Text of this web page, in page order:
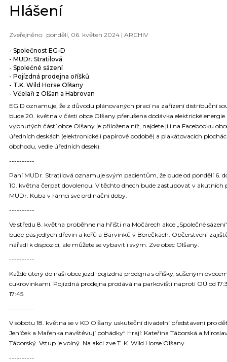
Hlášení
pondělí, 06. květen 2024 | ARCHIV
- Společnost EG-D
- MUDr. Stratilová
- Společné sázení
- Pojízdná prodejna oříšků
- T.K. Wild Horse Olšany
- Včelaři z Olšan a Habrovan
EG.D oznamuje, že z důvodu plánovaných prací na zařízení distribuční
bude 20. května v části obce Olšany přerušena dodávka elektrické
vypnutých částí obce Olšany je přiložena níž, najdete ji i na Facebooku
úředních deskách (elektronické i papírové podobě) a plakátovacích
obchodu, vedle úředních desek).
----------
Paní MUDr. Stratilová oznamuje svým pacientům, že bude od pondělí 6.
10. května čerpat dovolenou. V těchto dnech bude zastupovat v akutních
MUDr. Kuba v rámci své ordinační doby.
----------
Ve středu 8. května proběhne na hřišti na Močárech akce „Společné
bude pás jedlých dřevin a keřů a Barvínků v Borečkách. Občerstvení
nářadí k dispozici, ale můžete se vybavit i svým. Zve obec Olšany.
----------
Každé úterý do naší obce jezdí pojízdná prodejna s oříšky, sušeným
cukrovinkami. Pojízdná prodejna prodává na parkovišti naproti OÚ od
17:45.
----------
V sobotu 18. května se v KD Olšany uskuteční divadelní představení pro
Jeníček a Mařenka navštěvují pohádky“ Hrají: Kateřina Táborská a
Táborský. Vstup je volný. Na akci zve T. K. Wild Horse Olšany.
----------